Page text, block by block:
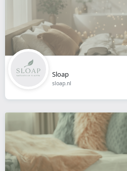
Sloap
sloap.nl